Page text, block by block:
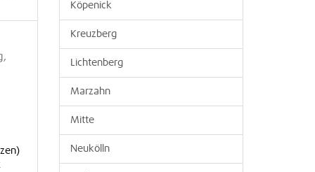
Köpenick
Kreuzberg
Lichtenberg
Marzahn
Mitte
Neukölln